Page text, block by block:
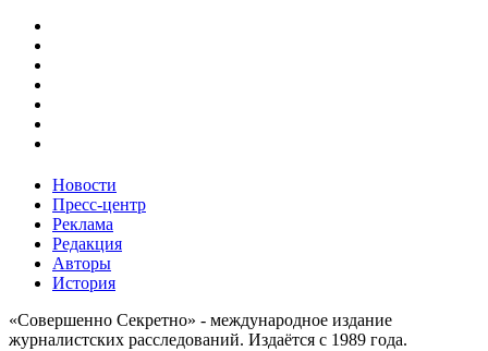
Новости
Пресс-центр
Реклама
Редакция
Авторы
История
«Совершенно Секретно» - международное издание
журналистских расследований. Издаётся с 1989 года.